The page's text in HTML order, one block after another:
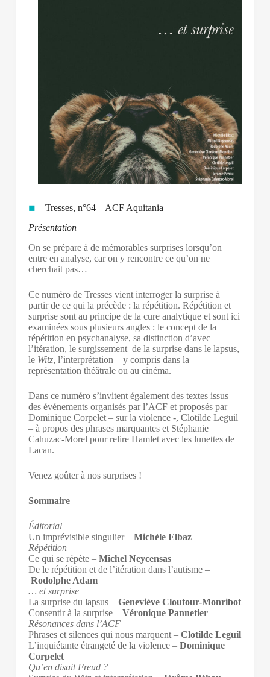
Tresses, n°64 – ACF Aquitania
Présentation
On se prépare à de mémorables surprises lorsqu’on
entre en analyse, car on y rencontre ce qu’on ne
cherchait pas…
Ce numéro de Tresses vient interroger la surprise à
partir de ce qui la précède : la répétition. Répétition et
surprise sont au principe de la cure analytique et sont ici
examinées sous plusieurs angles : le concept de la
répétition en psychanalyse, sa distinction d’avec
l’itération, le surgissement de la surprise dans le lapsus,
le Witz, l’interprétation – y compris dans la
représentation théâtrale ou au cinéma.
Dans ce numéro s’invitent également des textes issus
des événements organisés par l’ACF et proposés par
Dominique Corpelet – sur la violence -, Clotilde Leguil
– à propos des phrases marquantes et Stéphanie
Cahuzac-Morel pour relire Hamlet avec les lunettes de
Lacan.
Venez goûter à nos surprises !
Sommaire
Éditorial
Un imprévisible singulier – Michèle Elbaz
Répétition
Ce qui se répète – Michel Neycensas
De le répétition et de l’itération dans l’autisme –
Rodolphe Adam
… et surprise
La surprise du lapsus – Geneviève Cloutour-Monribot
Consentir à la surprise – Véronique Pannetier
Résonances dans l’ACF
Phrases et silences qui nous marquent – Clotilde Leguil
L’inquiétante étrangeté de la violence – Dominique
Corpelet
Qu’en disait Freud ?